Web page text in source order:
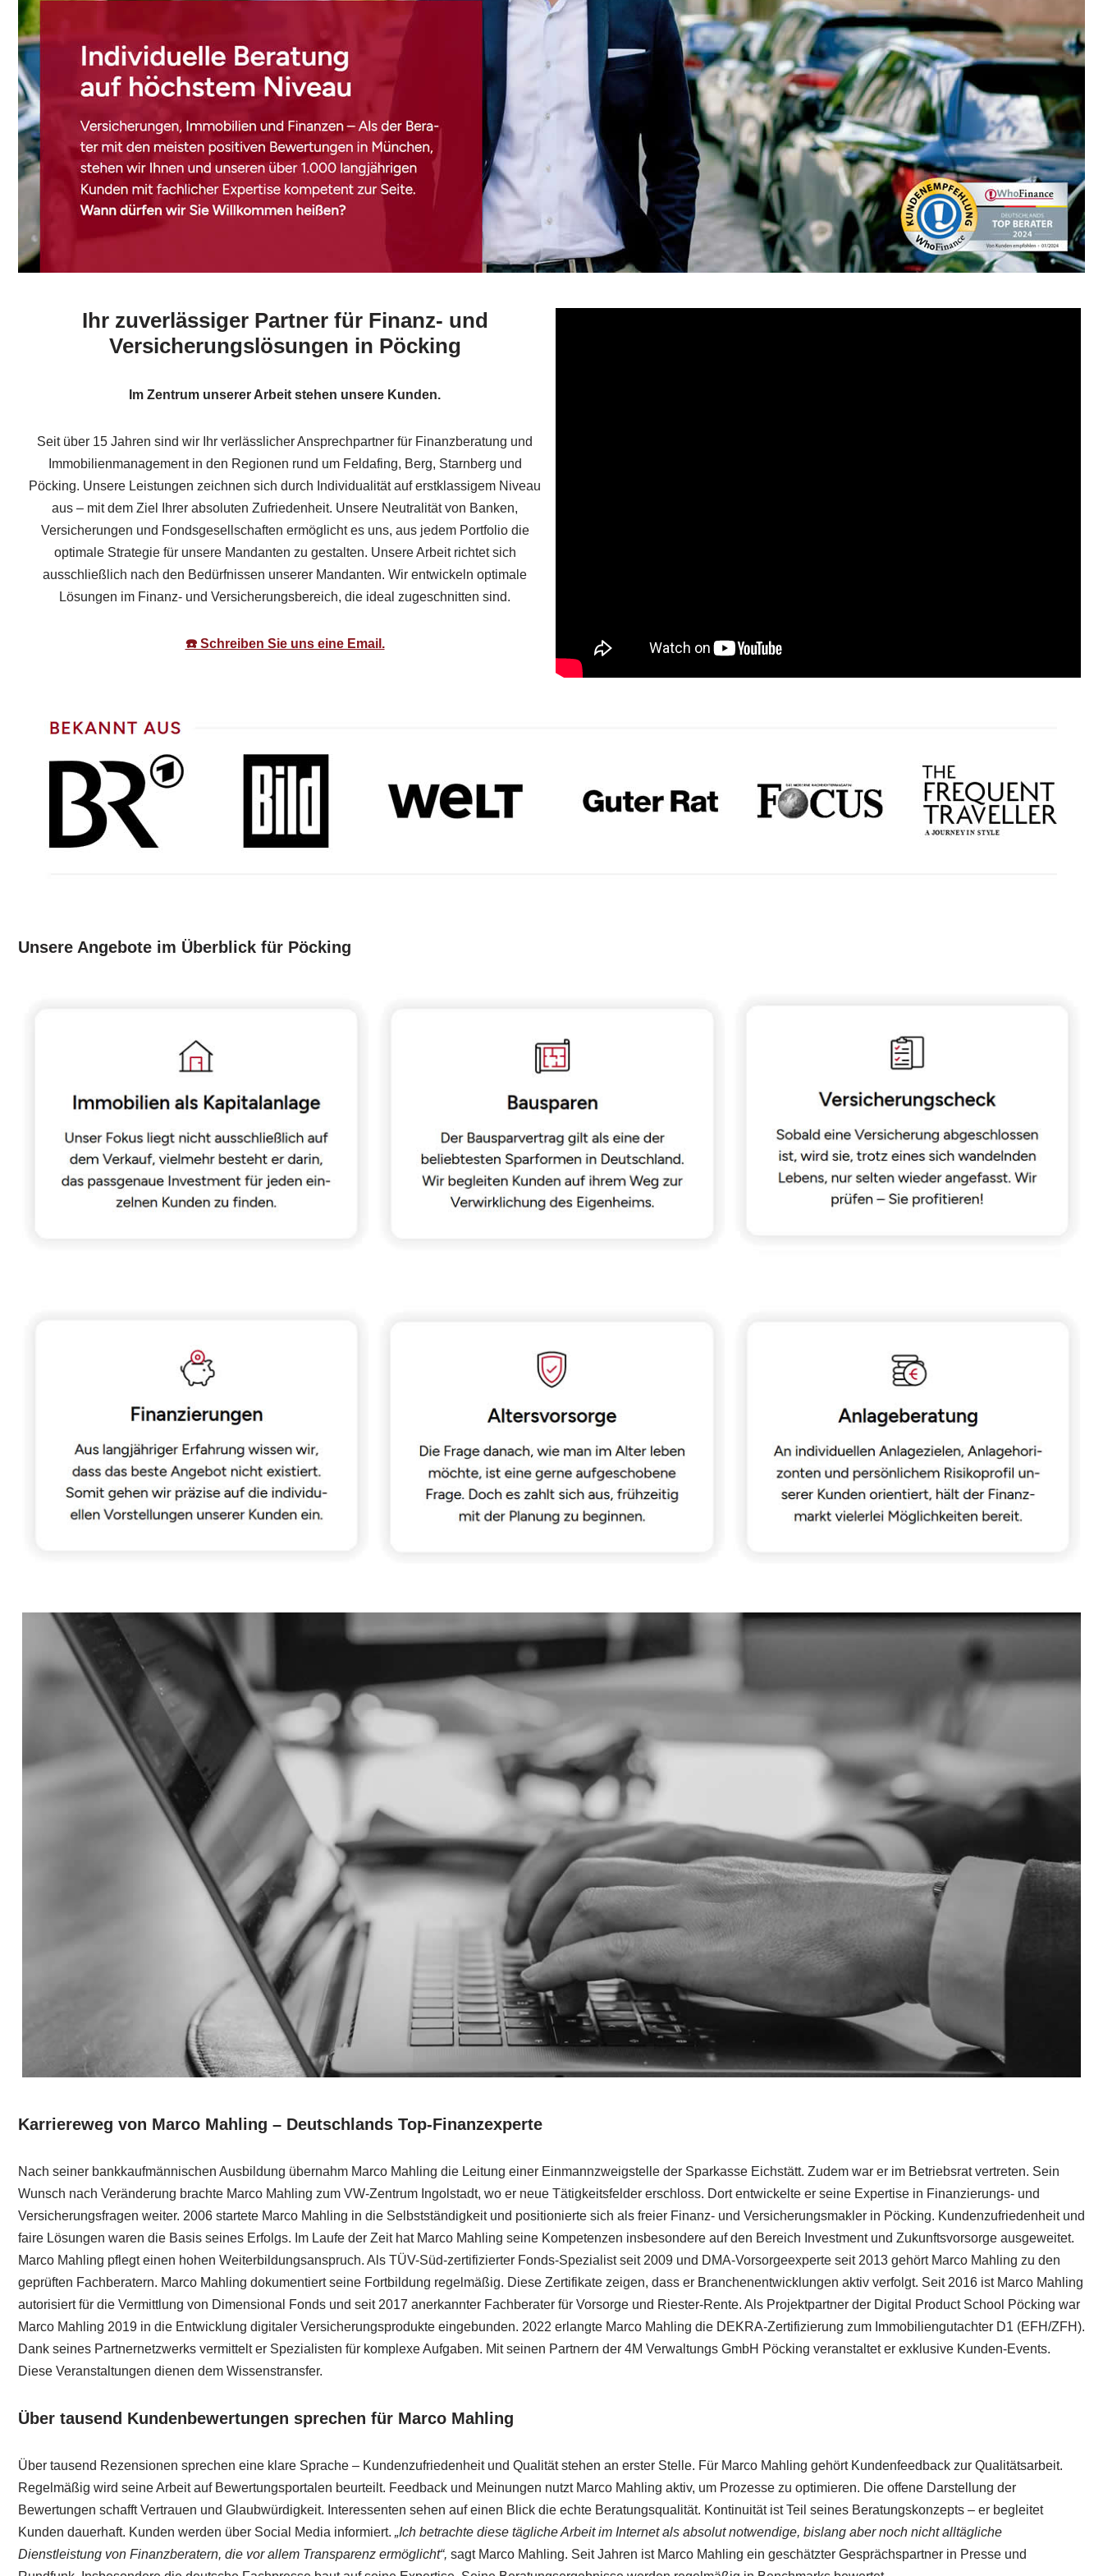
Ihr zuverlässiger Partner für Finanz- und
Versicherungslösungen in Pöcking
Im Zentrum unserer Arbeit stehen unsere Kunden.
Seit über 15 Jahren sind wir Ihr verlässlicher Ansprechpartner für Finanzberatung und
Immobilienmanagement in den Regionen rund um Feldafing, Berg, Starnberg und
Pöcking. Unsere Leistungen zeichnen sich durch Individualität auf erstklassigem Niveau
aus – mit dem Ziel Ihrer absoluten Zufriedenheit. Unsere Neutralität von Banken,
Versicherungen und Fondsgesellschaften ermöglicht es uns, aus jedem Portfolio die
optimale Strategie für unsere Mandanten zu gestalten. Unsere Arbeit richtet sich
ausschließlich nach den Bedürfnissen unserer Mandanten. Wir entwickeln optimale
Lösungen im Finanz- und Versicherungsbereich, die ideal zugeschnitten sind.
☎️ Schreiben Sie uns eine Email.
Unsere Angebote im Überblick für Pöcking
Karriereweg von Marco Mahling – Deutschlands Top-Finanzexperte
Nach seiner bankkaufmännischen Ausbildung übernahm Marco Mahling die Leitung einer Einmannzweigstelle der Sparkasse Eichstätt. Zudem war er im Betriebsrat vertreten. Sein
Wunsch nach Veränderung brachte Marco Mahling zum VW-Zentrum Ingolstadt, wo er neue Tätigkeitsfelder erschloss. Dort entwickelte er seine Expertise in Finanzierungs- und
Versicherungsfragen weiter. 2006 startete Marco Mahling in die Selbstständigkeit und positionierte sich als freier Finanz- und Versicherungsmakler in Pöcking. Kundenzufriedenheit und
faire Lösungen waren die Basis seines Erfolgs. Im Laufe der Zeit hat Marco Mahling seine Kompetenzen insbesondere auf den Bereich Investment und Zukunftsvorsorge ausgeweitet.
Marco Mahling pflegt einen hohen Weiterbildungsanspruch. Als TÜV-Süd-zertifizierter Fonds-Spezialist seit 2009 und DMA-Vorsorgeexperte seit 2013 gehört Marco Mahling zu den
geprüften Fachberatern. Marco Mahling dokumentiert seine Fortbildung regelmäßig. Diese Zertifikate zeigen, dass er Branchenentwicklungen aktiv verfolgt. Seit 2016 ist Marco Mahling
autorisiert für die Vermittlung von Dimensional Fonds und seit 2017 anerkannter Fachberater für Vorsorge und Riester-Rente. Als Projektpartner der Digital Product School Pöcking war
Marco Mahling 2019 in die Entwicklung digitaler Versicherungsprodukte eingebunden. 2022 erlangte Marco Mahling die DEKRA-Zertifizierung zum Immobiliengutachter D1 (EFH/ZFH).
Dank seines Partnernetzwerks vermittelt er Spezialisten für komplexe Aufgaben. Mit seinen Partnern der 4M Verwaltungs GmbH Pöcking veranstaltet er exklusive Kunden-Events.
Diese Veranstaltungen dienen dem Wissenstransfer.
Über tausend Kundenbewertungen sprechen für Marco Mahling
Über tausend Rezensionen sprechen eine klare Sprache – Kundenzufriedenheit und Qualität stehen an erster Stelle. Für Marco Mahling gehört Kundenfeedback zur Qualitätsarbeit.
Regelmäßig wird seine Arbeit auf Bewertungsportalen beurteilt. Feedback und Meinungen nutzt Marco Mahling aktiv, um Prozesse zu optimieren. Die offene Darstellung der
Bewertungen schafft Vertrauen und Glaubwürdigkeit. Interessenten sehen auf einen Blick die echte Beratungsqualität. Kontinuität ist Teil seines Beratungskonzepts – er begleitet
Kunden dauerhaft. Kunden werden über Social Media informiert. „Ich betrachte diese tägliche Arbeit im Internet als absolut notwendige, bislang aber noch nicht alltägliche
Dienstleistung von Finanzberatern, die vor allem Transparenz ermöglicht“, sagt Marco Mahling. Seit Jahren ist Marco Mahling ein geschätzter Gesprächspartner in Presse und